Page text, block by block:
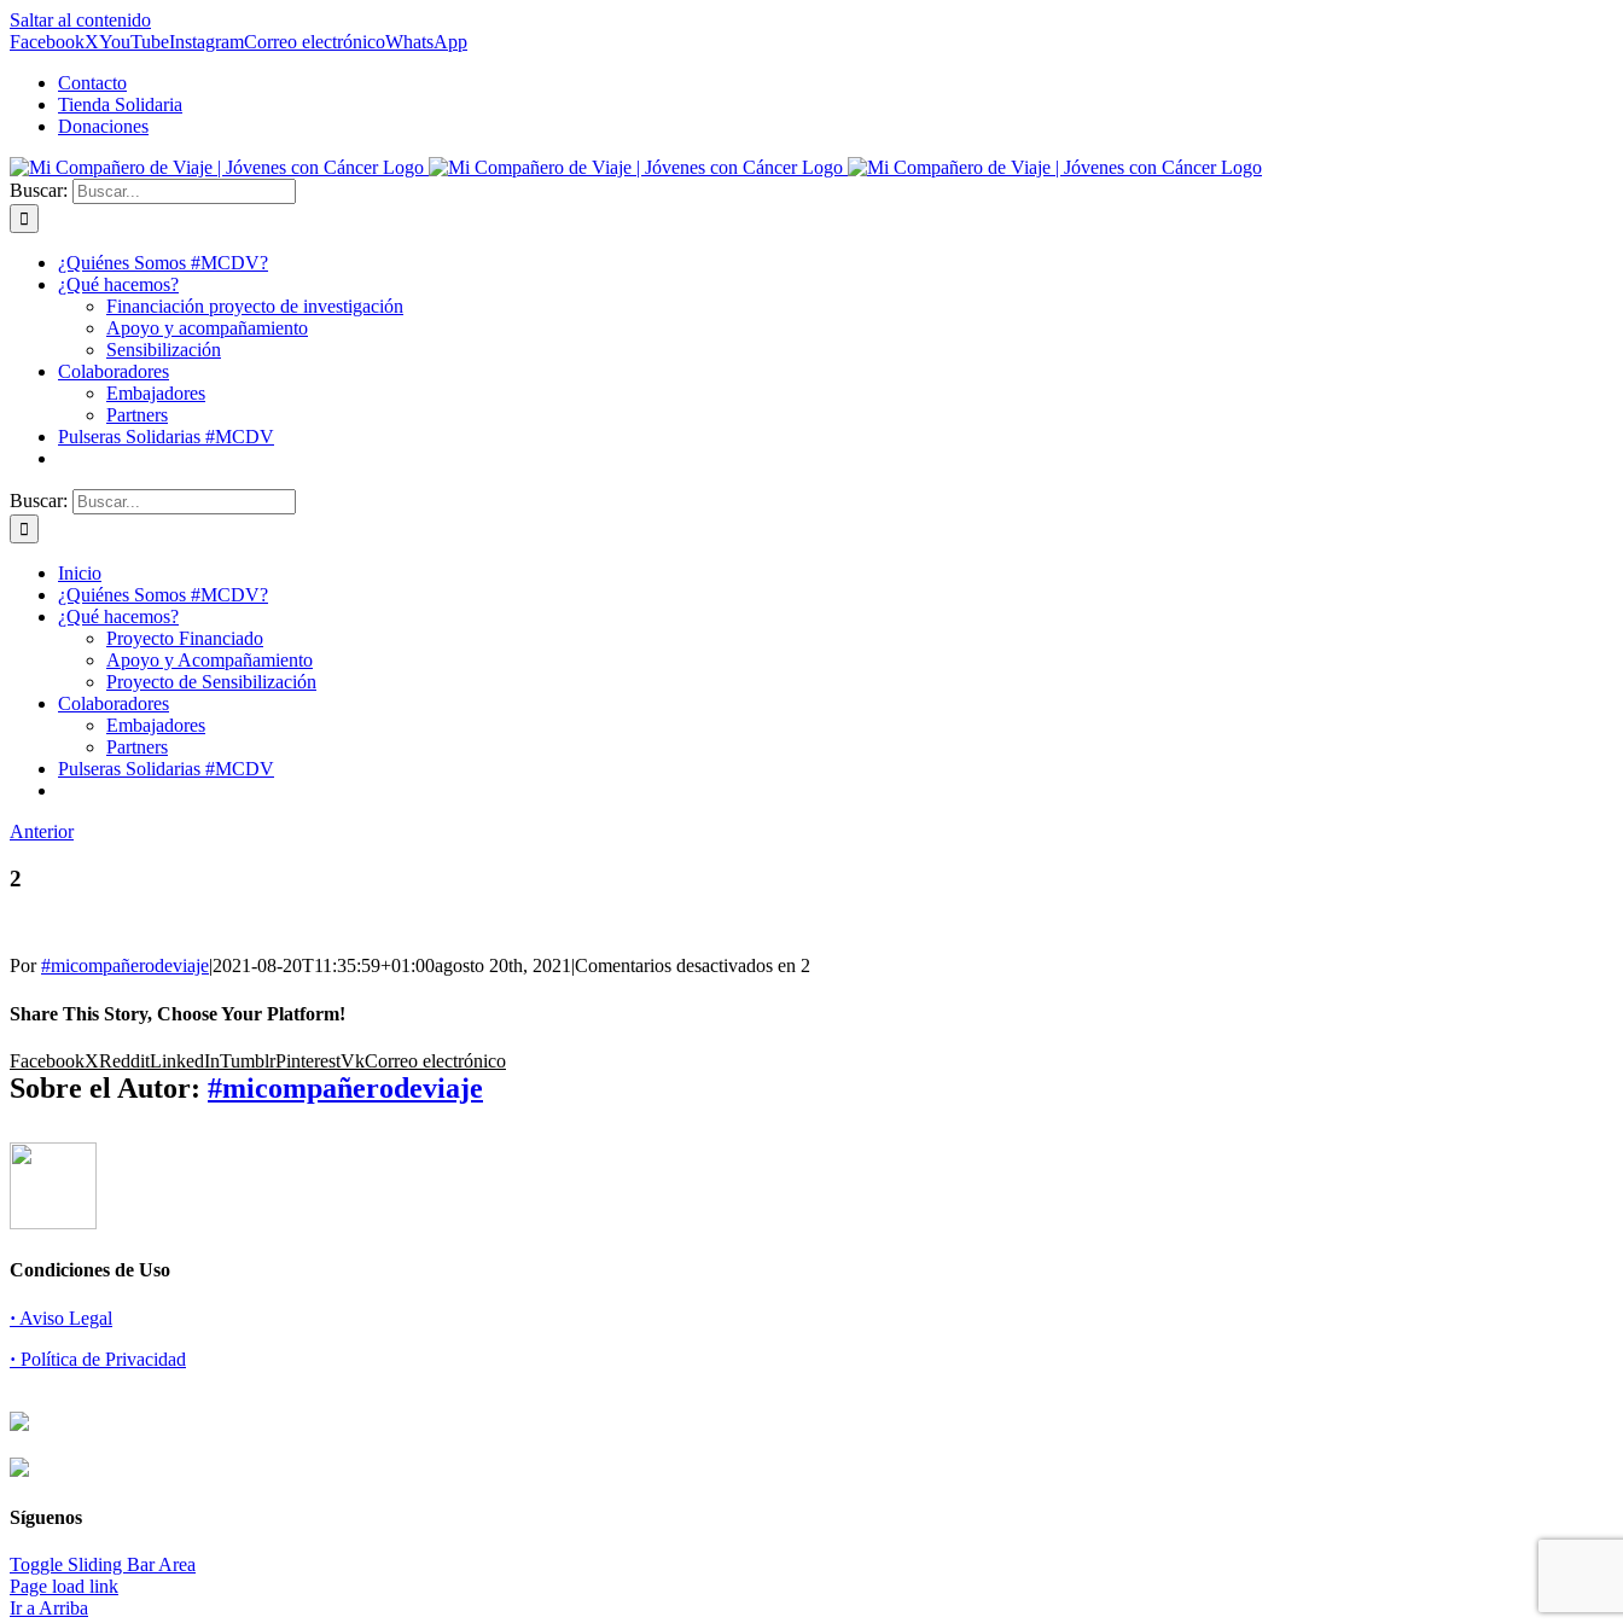
Saltar al contenido
FacebookXYouTubeInstagramCorreo electrónicoWhatsApp
Contacto
Tienda Solidaria
Donaciones
Buscar:
¿Quiénes Somos #MCDV?
¿Qué hacemos?
Financiación proyecto de investigación
Apoyo y acompañamiento
Sensibilización
Colaboradores
Embajadores
Partners
Pulseras Solidarias #MCDV
Buscar:
Inicio
¿Quiénes Somos #MCDV?
¿Qué hacemos?
Proyecto Financiado
Apoyo y Acompañamiento
Proyecto de Sensibilización
Colaboradores
Embajadores
Partners
Pulseras Solidarias #MCDV
Anterior
2
Por#micompañerodeviaje|2021-08-20T11:35:59+01:00agosto 20th, 2021|Comentarios desactivados en 2
Share This Story, Choose Your Platform!
FacebookXRedditLinkedInTumblrPinterestVkCorreo electrónico
Sobre el Autor: #micompañerodeviaje
Condiciones de Uso
· Aviso Legal
· Política de Privacidad
Síguenos
Toggle Sliding Bar Area
Page load link
Ir a Arriba